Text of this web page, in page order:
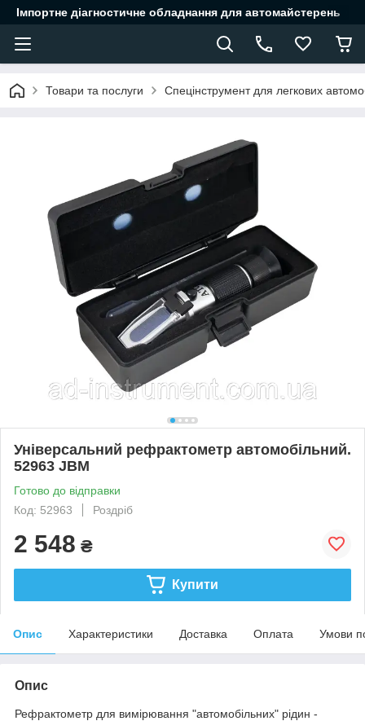
Імпортне діагностичне обладнання для автомайстерень
Товари та послуги Спецінструмент для легкових
Універсальний рефрактометр автомобільний.
52963 JBM
Готово до відправки
Код: 52963
Роздріб
2 548 ₴
Купити
Опис Характеристики Доставка Оплата Умови
Опис
Рефрактометр для вимірювання "автомобільних" рідин -